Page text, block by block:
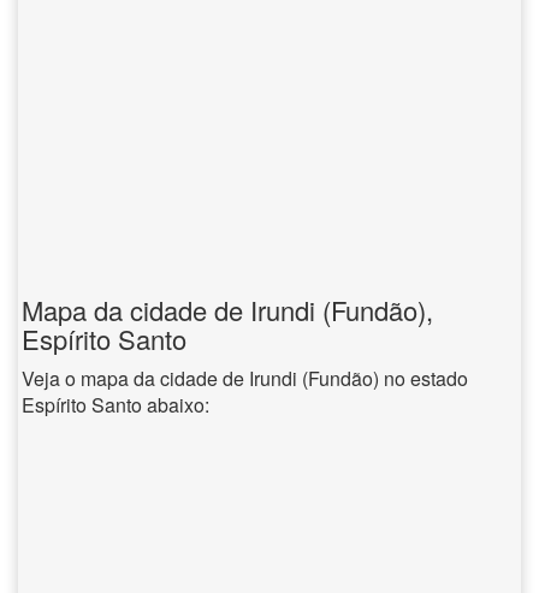
Mapa da cidade de Irundi (Fundão),
Espírito Santo
Veja o mapa da cidade de Irundi (Fundão) no estado
Espírito Santo abaixo: